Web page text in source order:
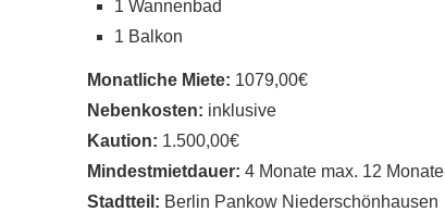
1 Wannenbad
1 Balkon
Monatliche Miete: 1079,00€
Nebenkosten: inklusive
Kaution: 1.500,00€
Mindestmietdauer: 4 Monate max. 12 Monate
Stadtteil: Berlin Pankow Niederschönhausen